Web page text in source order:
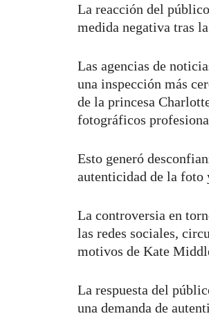
La reacción del
medida negativa tras
Las agencias de
una inspección más
de la princesa
fotográficos
Esto generó
autenticidad de la foto
La controversia en
las redes sociales,
motivos de Kate
La respuesta del
una demanda de